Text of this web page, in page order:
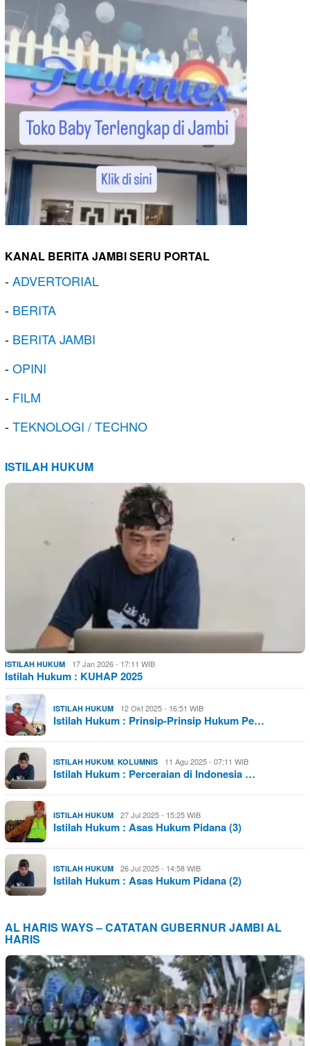
KANAL BERITA JAMBI SERU PORTAL
-ADVERTORIAL
- BERITA
- BERITA JAMBI
-OPINI
- FILM
-TEKNOLOGI / TECHNO
ISTILAH HUKUM
ISTILAH HUKUM 17 Jan 2026 - 17:11 WIB
Istilah Hukum : KUHAP 2025
ISTILAH HUKUM 12 Okt 2025 - 16:51 WIB
Istilah Hukum : Prinsip-Prinsip Hukum Pe…
ISTILAH HUKUM, KOLUMNIS 11 Agu 2025 - 07:11 WIB
Istilah Hukum : Perceraian di Indonesia …
ISTILAH HUKUM 27 Jul 2025 - 15:25 WIB
Istilah Hukum : Asas Hukum Pidana (3)
ISTILAH HUKUM 26 Jul 2025 - 14:58 WIB
Istilah Hukum : Asas Hukum Pidana (2)
AL HARIS WAYS – CATATAN GUBERNUR JAMBI AL
HARIS